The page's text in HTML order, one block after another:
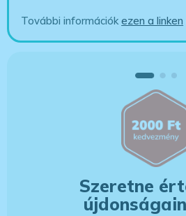
További információkezen a linken
Szeretne